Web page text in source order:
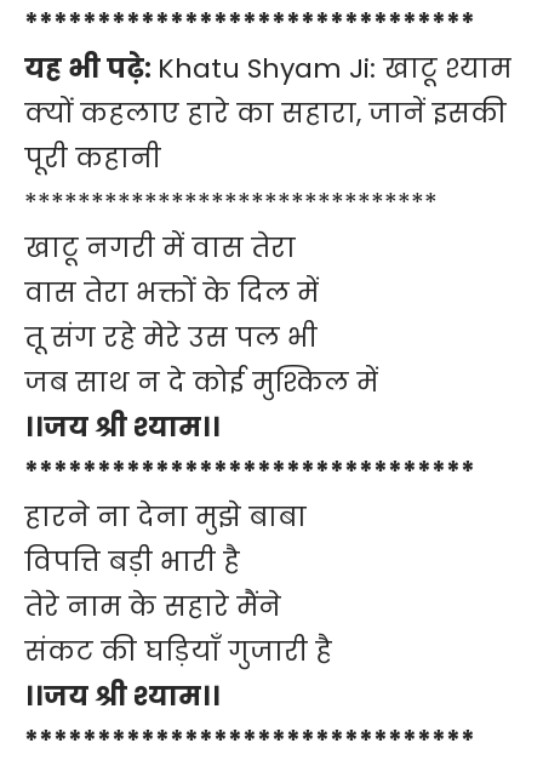
*******************************
यह भी पढ़े: Khatu Shyam Ji: खाटू श्याम
क्यों कहलाए हारे का सहारा, जानें इसकी
पूरी कहानी
*******************************
खाटू नगरी में वास तेरा
वास तेरा भक्तों के दिल में
तू संग रहे मेरे उस पल भी
जब साथ न दे कोई मुश्किल में
।।जय श्री श्याम।।
*******************************
हारने ना देना मुझे बाबा
विपत्ति बड़ी भारी है
तेरे नाम के सहारे मैंने
संकट की घड़ियाँ गुजारी है
।।जय श्री श्याम।।
*******************************